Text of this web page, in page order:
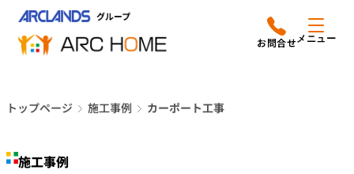
ッ
アークホームについて
施工事例
店舗案内
メニュー
営業時間は
平日9時から18時までと
電話をかける
トップページ 施工事例 カーポート工事
施工事例